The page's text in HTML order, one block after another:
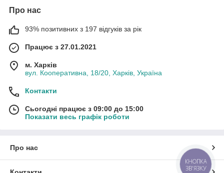
Про нас
93% позитивних з 197 відгуків за рік
Працює з 27.01.2021
м. Харків
вул. Кооперативна, 18/20, Харків, Україна
Контакти
Сьогодні працює з 09:00 до 15:00
Показати весь графік роботи
Про нас
КНОПКА
ЗВ'ЯЗКУ